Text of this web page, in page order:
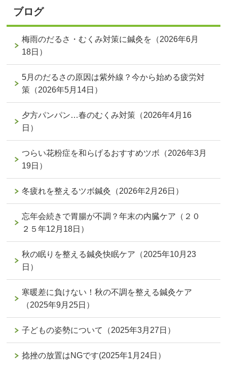
ブログ
梅雨のだるさ・むくみ対策に鍼灸を（2026年6月
18日）
5月のだるさの原因は紫外線？今から始める疲労対
策（2026年5月14日）
夕方パンパン…春のむくみ対策（2026年4月16
日）
つらい花粉症を和らげるおすすめツボ（2026年3月
19日）
冬疲れを整えるツボ鍼灸（2026年2月26日）
忘年会続きで胃腸が不調？年末の内臓ケア（２０
２５年12月18日）
秋の眠りを整える鍼灸快眠ケア（2025年10月23
日）
寒暖差に負けない！秋の不調を整える鍼灸ケア
（2025年9月25日）
子どもの姿勢について（2025年3月27日）
捻挫の放置はNGです(2025年1月24日）